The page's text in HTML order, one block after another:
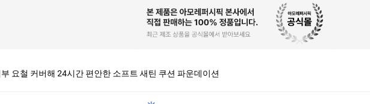
요철 커버해 24시간 편안한 소프트 새틴 쿠션 파운데이션